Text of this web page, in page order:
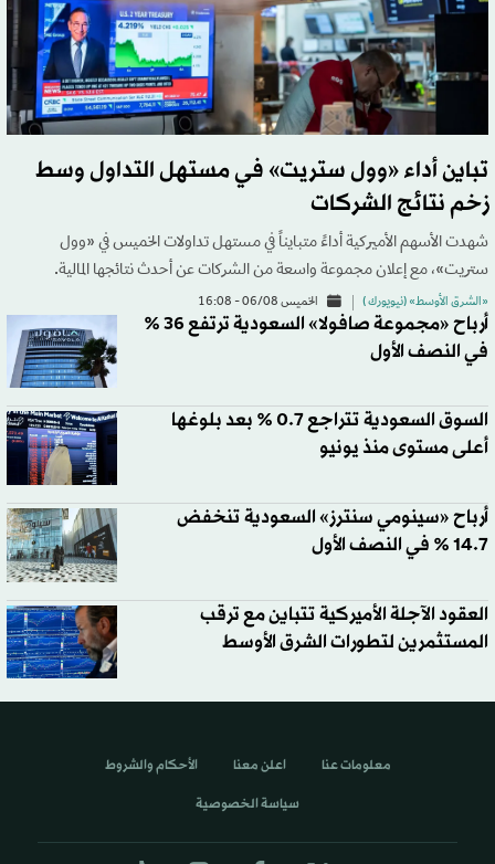
تباين أداء «وول ستريت» في مستهل التداول وسط
زخم نتائج الشركات
شهدت الأسهم الأميركية أداءً متبايناً في مستهل تداولات الخميس في «وول
ستريت»، مع إعلان مجموعة واسعة من الشركات عن أحدث نتائجها المالية.
«الشرق الأوسط» (نيويورك ) الخميس 06/08 - 16:08
أرباح «مجموعة صافولا» السعودية ترتفع 36 %
في النصف الأول
السوق السعودية تتراجع 0.7 % بعد بلوغها
أعلى مستوى منذ يونيو
أرباح «سينومي سنترز» السعودية تنخفض
14.7 % في النصف الأول
العقود الآجلة الأميركية تتباين مع ترقب
المستثمرين لتطورات الشرق الأوسط
معلومات عنا اعلن معنا الأحكام والشروط
سياسة الخصوصية